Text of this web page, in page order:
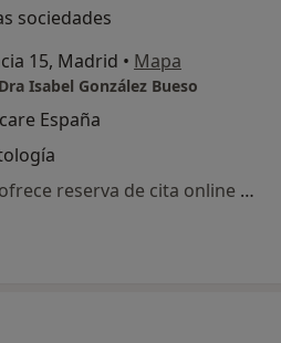
sociedades
15, Madrid • Mapa
Isabel González Bueso
España
Este especialista no ofrece reserva de cita online en esta dirección.